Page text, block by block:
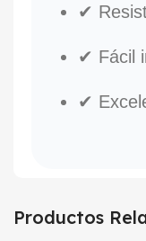
✔
✔ Fácil
✔
Productos